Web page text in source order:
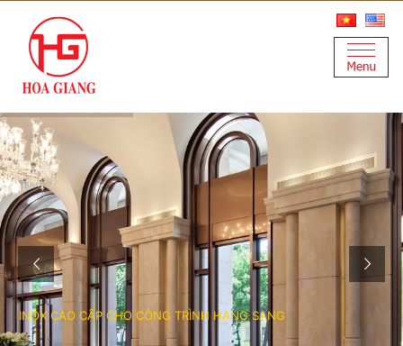
INOX CAO CẤP CHO CÔNG TRÌNH HẠNG SANG